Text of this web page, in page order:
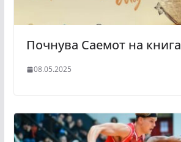
Почнува Саемот на книга
08.05.2025